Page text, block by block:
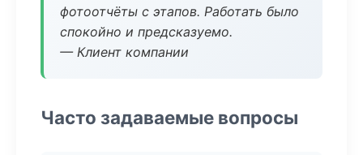
фотоотчёты с этапов. Работать было
спокойно и предсказуемо.
— Клиент компании
Часто задаваемые вопросы